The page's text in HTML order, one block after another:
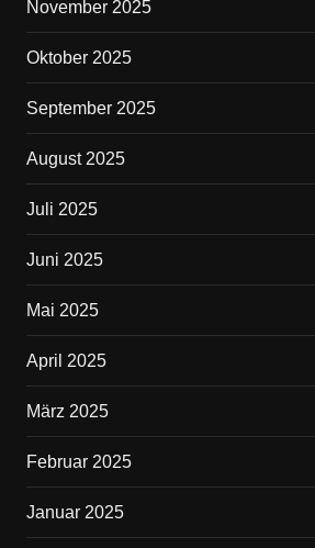
November 2025
Oktober 2025
September 2025
August 2025
Juli 2025
Juni 2025
Mai 2025
April 2025
März 2025
Februar 2025
Januar 2025